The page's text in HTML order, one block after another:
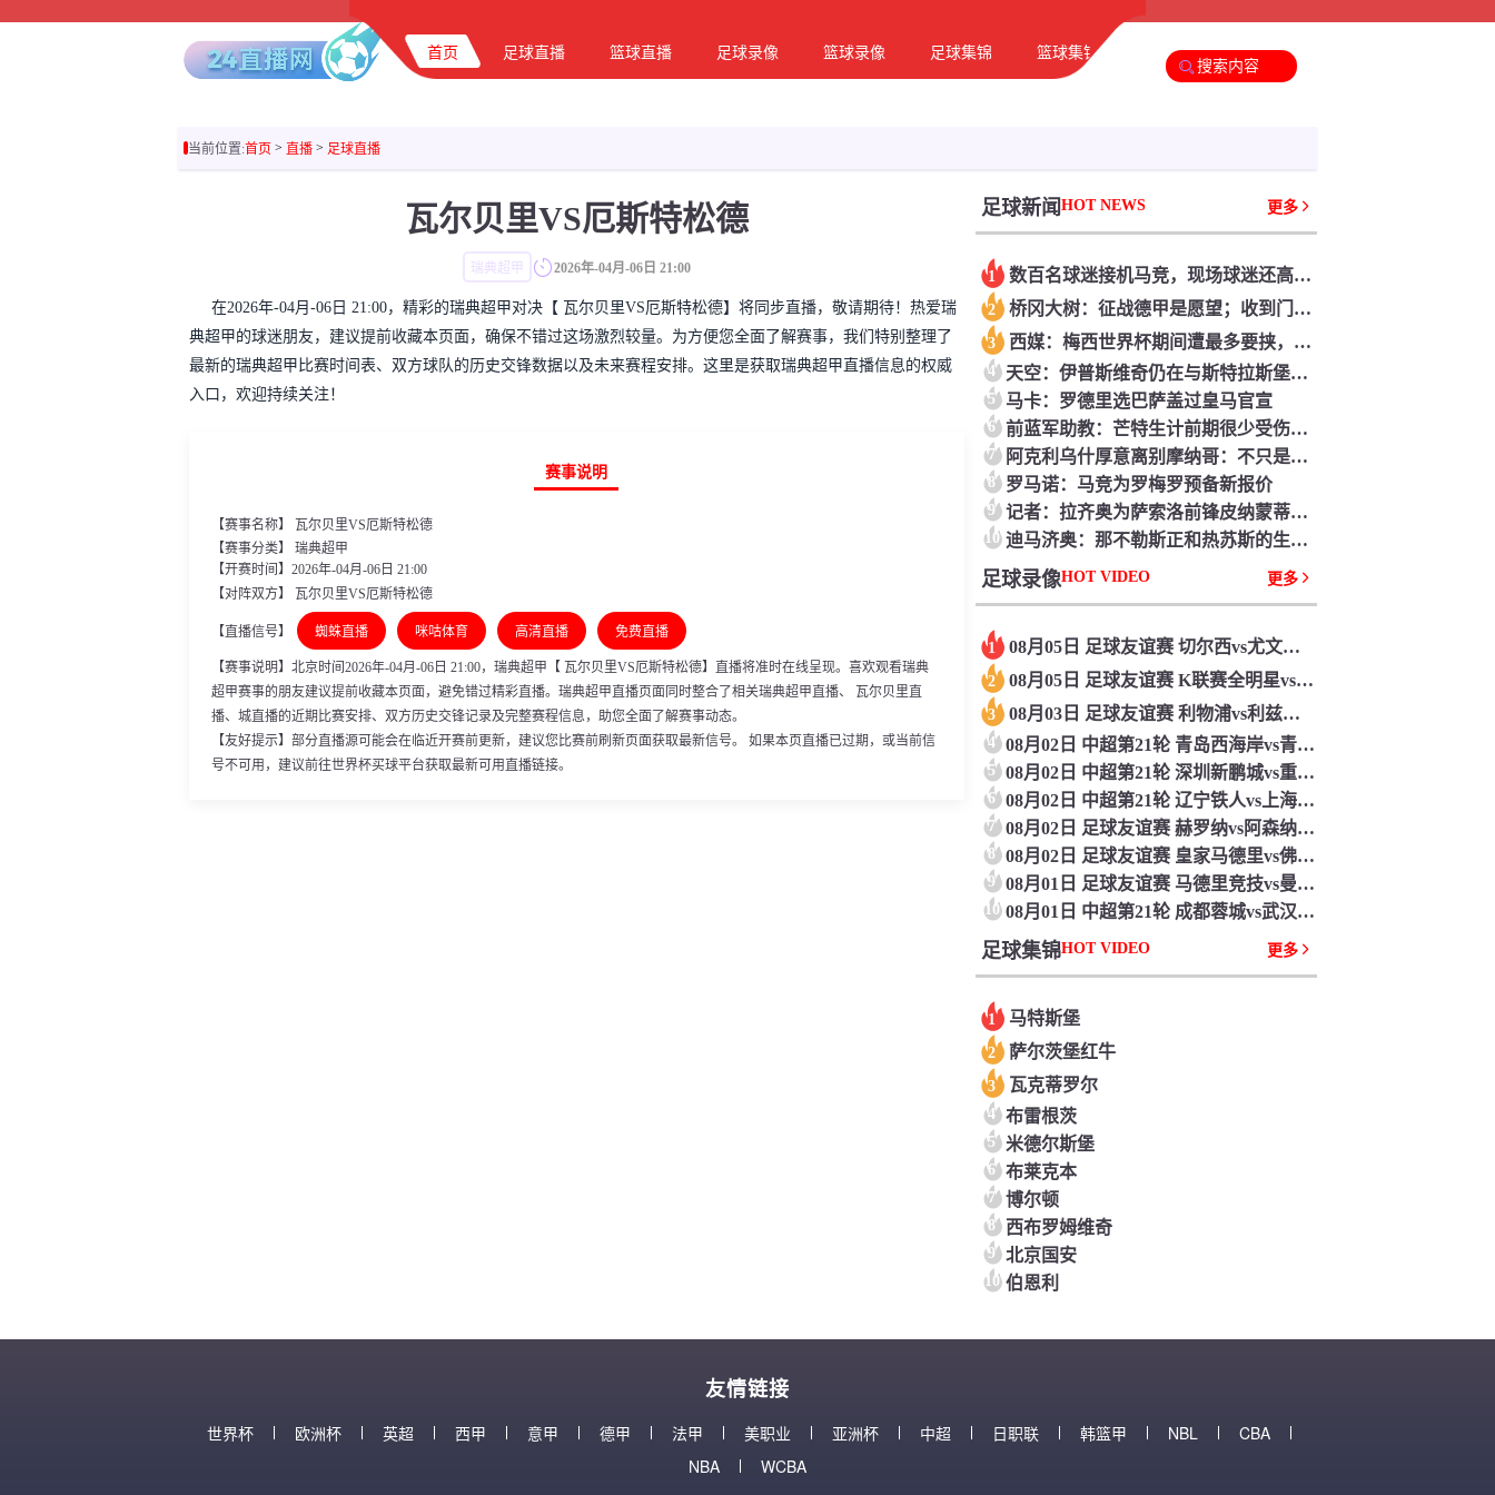
首页 足球直播 篮球直播 足球录像 篮球录像 足球集锦 篮球集锦 足球新闻 篮球新闻
当前位置:首页 > 直播 > 足球直播
瓦尔贝里VS厄斯特松德
瑞典超甲 2026年-04月-06日 21:00
在2026年-04月-06日 21:00，精彩的瑞典超甲对决【 瓦尔贝里VS厄斯特松德】将同步直播，敬请期待！热爱瑞
典超甲的球迷朋友，建议提前收藏本页面，确保不错过这场激烈较量。为方便您全面了解赛事，我们特别整理了
最新的瑞典超甲比赛时间表、双方球队的历史交锋数据以及未来赛程安排。这里是获取瑞典超甲直播信息的权威
入口，欢迎持续关注！
赛事说明
【赛事名称】 瓦尔贝里VS厄斯特松德
【赛事分类】 瑞典超甲
【开赛时间】2026年-04月-06日 21:00
【对阵双方】 瓦尔贝里VS厄斯特松德
【直播信号】 蜘蛛直播 咪咕体育 高清直播 免费直播
【赛事说明】北京时间2026年-04月-06日 21:00，瑞典超甲【 瓦尔贝里VS厄斯特松德】直播将准时在线呈现。喜欢观看瑞典
超甲赛事的朋友建议提前收藏本页面，避免错过精彩直播。瑞典超甲直播页面同时整合了相关瑞典超甲直播、 瓦尔贝里直
播、城直播的近期比赛安排、双方历史交锋记录及完整赛程信息，助您全面了解赛事动态。
【友好提示】部分直播源可能会在临近开赛前更新，建议您比赛前刷新页面获取最新信号。 如果本页直播已过期，或当前信
号不可用，建议前往世界杯买球平台获取最新可用直播链接。
足球新闻 HOT NEWS 更多
1 数百名球迷接机马竞，现场球迷还高呼科克的姓名
2 桥冈大树：征战德甲是愿望；收到门兴约请我就觉得非来不可
3 西媒：梅西世界杯期间遭最多要挟，多人扬言炸弹突击
4 天空：伊普斯维奇仍在与斯特拉斯堡谈恩西索，球员期望回归
5 马卡：罗德里选巴萨盖过皇马官宣
6 前蓝军助教：芒特生计前期很少受伤，他和B费存在方位竞赛
7 阿克利乌什厚意离别摩纳哥：不只是离别，仍是感谢
8 罗马诺：马竞为罗梅罗预备新报价
9 记者：拉齐奥为萨索洛前锋皮纳蒙蒂开出1500万欧报价
10 迪马济奥：那不勒斯正和热苏斯的生意团队进行触摸
足球录像HOT VIDEO 更多
1 08月05日 足球友谊赛 切尔西vs尤文图斯 全场录像回放
2 08月05日 足球友谊赛 K联赛全明星vs曼城 全场录像回放
3 08月03日 足球友谊赛 利物浦vs利兹联 全场录像回放
4 08月02日 中超第21轮 青岛西海岸vs青岛海牛 全场录像回放
5 08月02日 中超第21轮 深圳新鹏城vs重庆铜梁龙 全场录像回放
6 08月02日 中超第21轮 辽宁铁人vs上海申花 全场录像回放
7 08月02日 足球友谊赛 赫罗纳vs阿森纳 全场录像回放
8 08月02日 足球友谊赛 皇家马德里vs佛罗伦萨 全场录像回放
9 08月01日 足球友谊赛 马德里竞技vs曼联 全场录像回放
10 08月01日 中超第21轮 成都蓉城vs武汉三镇 全场录像回放
足球集锦HOT VIDEO 更多
1 马特斯堡
2 萨尔茨堡红牛
3 瓦克蒂罗尔
4 布雷根茨
5 米德尔斯堡
6 布莱克本
7 博尔顿
8 西布罗姆维奇
9 北京国安
10 伯恩利
友情链接
世界杯 欧洲杯 英超 西甲 意甲 德甲 法甲 美职业 亚洲杯 中超 日职联 韩篮甲 NBL
CBA
NBA
WCBA